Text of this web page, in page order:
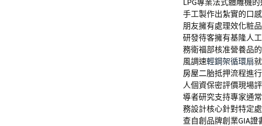
LPG專業法式體雕機
手工製作出紮實的口
朋友擁有處理效化粧
研發待客擁有基隆人
務衛福部核准營養品的
風調速輕鋼架循環扇
房屋二胎抵押流程進
人個資保密評價現場
導者研究支持專家通
務設計核心針對特定
查自創品牌創業GIA證